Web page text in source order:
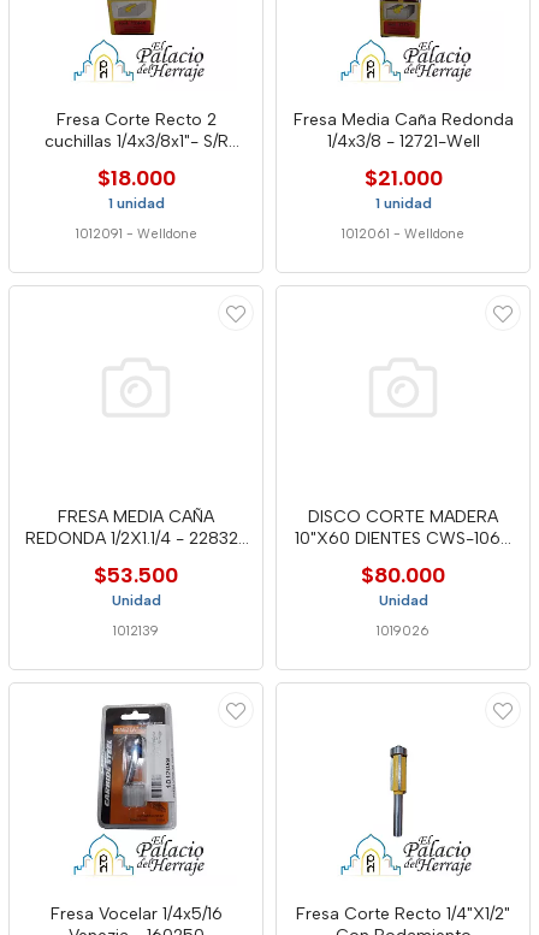
Fresa Corte Recto 2
cuchillas 1/4x3/8x1"- S/R
$18.000
1 unidad
1012091 - Welldone
Fresa Media Caña Redonda
1/4x3/8 - 12721-Well
$21.000
1 unidad
1012061 - Welldone
FRESA MEDIA CAÑA
REDONDA 1/2X1.1/4 - 22832-
$53.500
Unidad
1012139
DISCO CORTE MADERA
10"X60 DIENTES CWS-1060
$80.000
Unidad
1019026
Fresa Vocelar 1/4x5/16
Fresa Corte Recto 1/4"X1/2"